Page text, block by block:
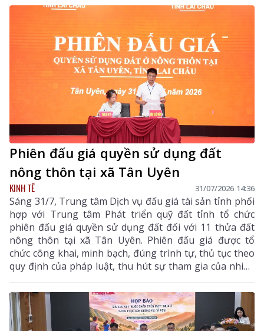
Phiên đấu giá quyền sử dụng đất
nông thôn tại xã Tân Uyên
KINH TẾ 31/07/2026 14:36
Sáng 31/7, Trung tâm Dịch vụ đấu giá tài sản tỉnh phối
hợp với Trung tâm Phát triển quỹ đất tỉnh tổ chức
phiên đấu giá quyền sử dụng đất đối với 11 thửa đất
nông thôn tại xã Tân Uyên. Phiên đấu giá được tổ
chức công khai, minh bạch, đúng trình tự, thủ tục theo
quy định của pháp luật, thu hút sự tham gia của nhiều
khách hàng có nhu cầu sử dụng đất và đầu tư.